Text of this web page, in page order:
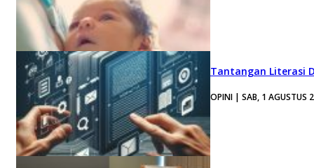
Tantangan Literasi
OPINI | SAB, 1 AGUSTUS